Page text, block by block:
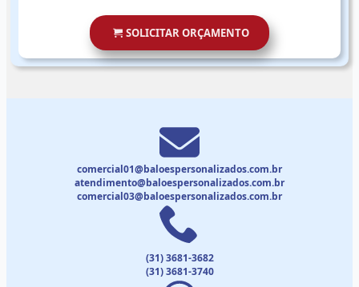
SOLICITAR ORÇAMENTO
comercial01@baloespersonalizados.com.br
atendimento@baloespersonalizados.com.br
comercial03@baloespersonalizados.com.br
(31) 3681-3682
(31) 3681-3740